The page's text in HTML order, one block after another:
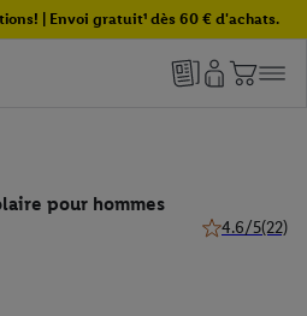
| Envoi gratuit¹ dès 60 € d'achats.
pour hommes
4.6/5(22)